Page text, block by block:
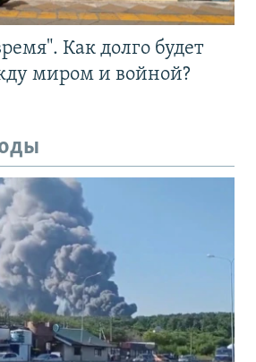
Как долго будет
миром и войной?